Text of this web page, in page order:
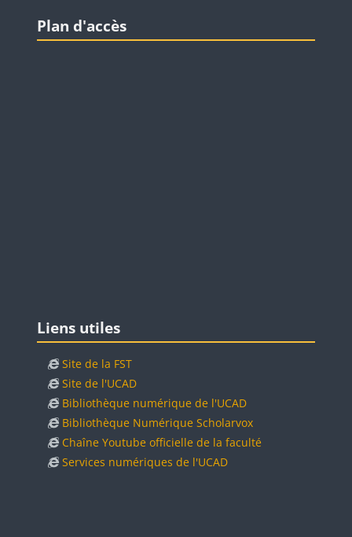
Blocs
Plan d'accès
Blocs
Liens utiles
Site de la FST
Site de l'UCAD
Bibliothèque numérique de l'UCAD
Bibliothèque Numérique Scholarvox
Chaîne Youtube officielle de la faculté
Services numériques de l'UCAD